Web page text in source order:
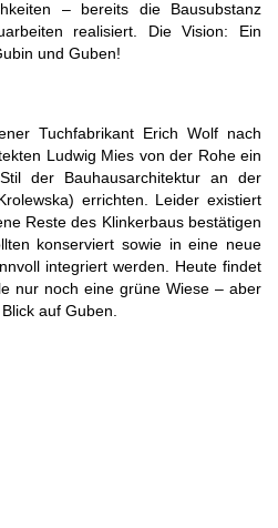
– bereits die Bausubstanz
realisiert. Die Vision: Ein
und Guben!
Tuchfabrikant Erich Wolf nach
Ludwig Mies von der Rohe ein
der Bauhausarchitektur an der
errichten. Leider existiert
Reste des Klinkerbaus bestätigen
konserviert sowie in eine neue
integriert werden. Heute findet
nur noch eine grüne Wiese – aber
auf Guben.